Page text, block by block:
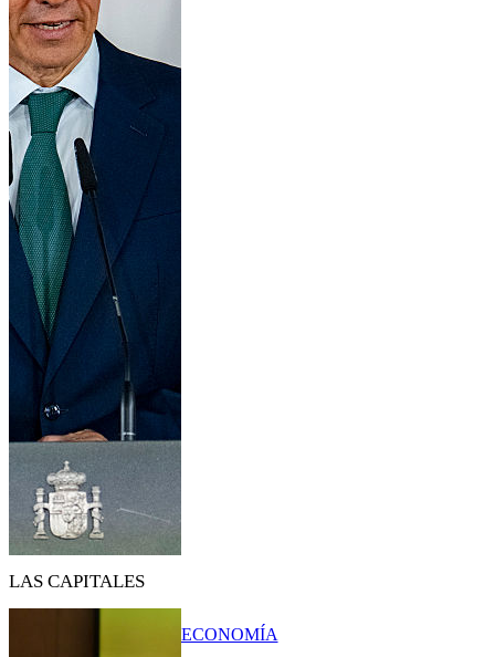
LAS CAPITALES
ECONOMÍA